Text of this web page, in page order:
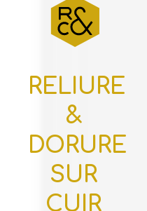
RELIURE
&
DORURE
SUR
CUIR